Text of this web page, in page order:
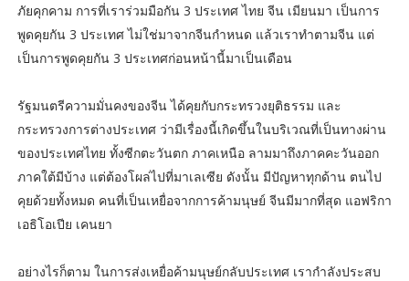
ภัยคุกคาม การที่เราร่วมมือกัน 3 ประเทศ ไทย จีน เมียนมา เป็นการ
พูดคุยกัน 3 ประเทศ ไม่ใช่มาจากจีนกำหนด แล้วเราทำตามจีน แต่
เป็นการพูดคุยกัน 3 ประเทศก่อนหน้านี้มาเป็นเดือน
รัฐมนตรีความมั่นคงของจีน ได้คุยกับกระทรวงยุติธรรม และ
กระทรวงการต่างประเทศ ว่ามีเรื่องนี้เกิดขึ้นในบริเวณที่เป็นทางผ่าน
ของประเทศไทย ทั้งซีกตะวันตก ภาคเหนือ ลามมาถึงภาคคะวันออก
ภาคใต้มีบ้าง แต่ต้องโผล่ไปที่มาเลเซีย ดังนั้น มีปัญหาทุกด้าน ตนไป
คุยด้วยทั้งหมด คนที่เป็นเหยื่อจากการค้ามนุษย์ จีนมีมากที่สุด แอฟริกา
เอธิโอเปีย เคนยา
อย่างไรก็ตาม ในการส่งเหยื่อค้ามนุษย์กลับประเทศ เรากำลังประสบ